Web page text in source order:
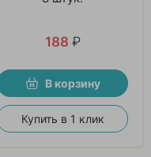
188 ₽
В корзину
Купить в 1 клик